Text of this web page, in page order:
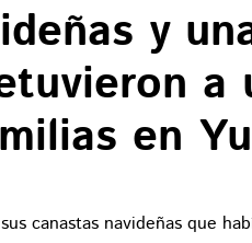
y
a
en
canastas navideñas que